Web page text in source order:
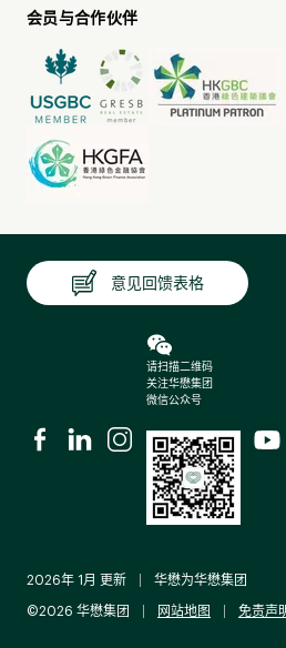
创新大使计划」，旨在激发员
力。此为期九个月的项目「寓实
对商业和社会的挑战。
参与者以小组形式完成六场主
握设计思维、创新方法及变革
技能。在部门导师与外部专家
高级管理层提交创新提案，推
会员与合作伙伴
意见回馈表格
请扫描二维码
关注华懋集团
微信公众号
2026年 1月 更新 华懋为华懋集团
©2026 华懋集团 网站地图 免责声